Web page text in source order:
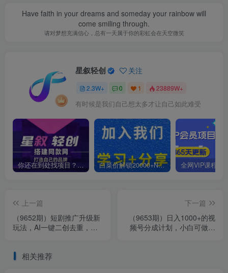
Have faith in your dreams and someday your rainbow will
come smiling through.
请对梦想充满信心，总有一天属于你的彩虹会在天空微笑
星叙轻创 关注
2.3W+ 0 1 23889W+
有时候是我们自己想太多才让自己如此难受
你还在到处找项目？还在当韭菜？我靠卖项目一个月收入5万+，曾经我也是个失败者。 白菜价解锁20000+N个赚钱机会，加入星叙轻创会员，全站资源免费学习。
上一篇
（9652期）短剧推广升级新
玩法，AI一键二创去重，轻
下一篇
（9653期）日入1000+的视
频号分成计划，小白可做，
相关推荐